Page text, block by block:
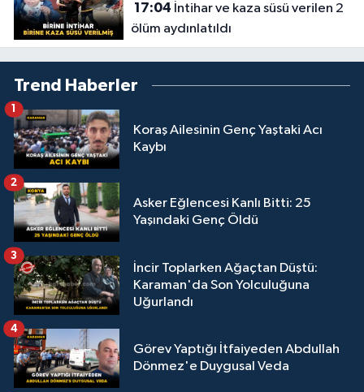
17:04
ölüm aydınlatıldı
Trend Haberler
Koraş Ailesinin Genç Yaştaki Acı
Kaybı
1
Asker Eğlencesi Kanlı Bitti: 25
Yaşındaki Genç Öldü
2
İncir Toplarken Ağaçtan Düştü:
Karaman'da Son Yolculuğuna
Uğurlandı
3
Görev Yaptığı İtfaiyeden Abdullah
Dönmez'e Duygusal Veda
4